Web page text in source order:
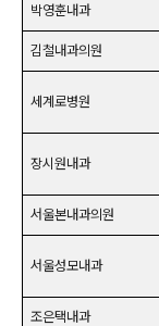
박영훈내과
김철내과의원
세계로병원
장시원내과
서울본내과의원
서울성모내과
조은택내과